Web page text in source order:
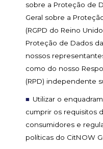
sobre a Proteção de
Geral sobre a
(RGPD do Reino
Proteção de Dados da
nossos
como do nosso
(RPD) independente
Utilizar o
cumprir os requisitos
consumidores e
políticas do CitNOW